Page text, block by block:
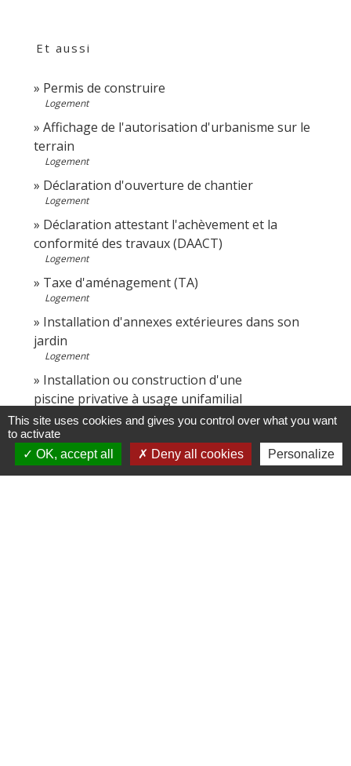
Et aussi
Permis de construire
Logement
Affichage de l'autorisation d'urbanisme sur le
terrain
Logement
Déclaration d'ouverture de chantier
Logement
Déclaration attestant l'achèvement et la
conformité des travaux (DAACT)
Logement
Taxe d'aménagement (TA)
Logement
Installation d'annexes extérieures dans son
jardin
Logement
Installation ou construction d'une
piscine privative à usage unifamilial
Maison : travaux extérieurs
Logement
This site uses cookies and gives you control over what you want
to activate
OK, accept all
Deny all cookies Personalize